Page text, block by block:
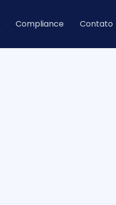
Compliance Contato